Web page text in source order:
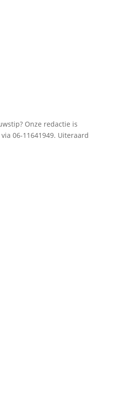
Onze redactie is
06-11641949. Uiteraard